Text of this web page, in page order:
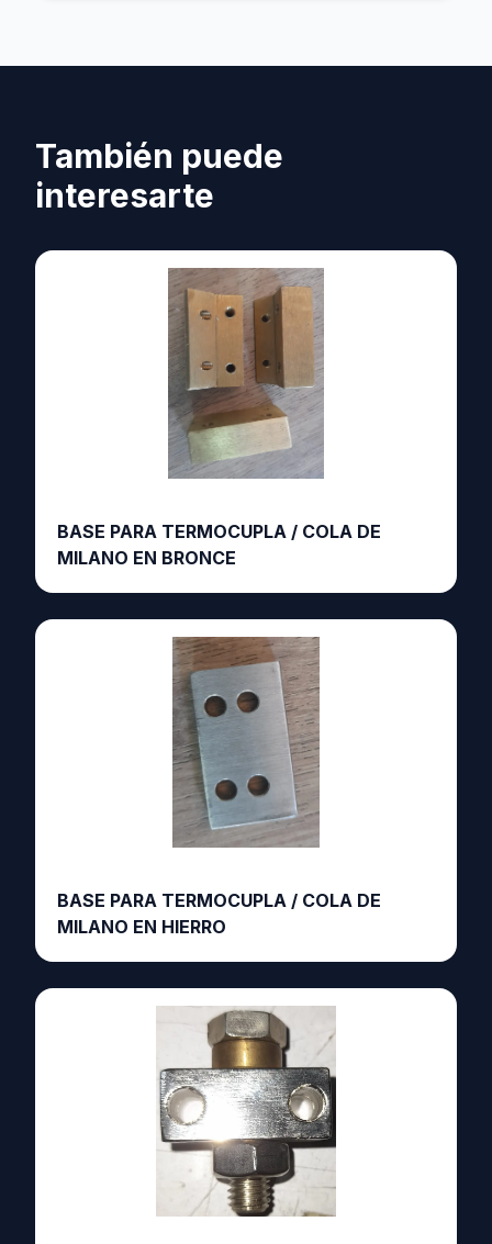
También puede
interesarte
BASE PARA TERMOCUPLA / COLA DE
MILANO EN BRONCE
BASE PARA TERMOCUPLA / COLA DE
MILANO EN HIERRO